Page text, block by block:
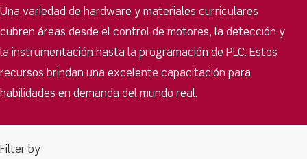
Una variedad de hardware y materiales curriculares
cubren áreas desde el control de motores, la detección y
la instrumentación hasta la programación de PLC. Estos
recursos brindan una excelente capacitación para
habilidades en demanda del mundo real.